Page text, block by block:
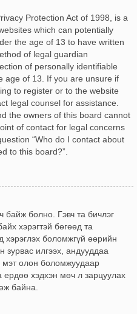
Protection Act of 1998, is a
which can potentially
the age of 13 to have written
of legal guardian
of personally identifiable
age of 13. If you are unsure if
to register or to the website
legal counsel for assistance.
the owners of this board cannot
of contact for legal concerns
“Who do I contact about
to this board?”.
байж болно. Гэвч та бичлэг
хэрэгтэй бөгөөд та
хэрэглэх боломжгүй өөрийн
зурвас илгээх, андууддаа
мэт олон боломжуудаар
ердөө хэдхэн мөч л зарцуулах
байна.